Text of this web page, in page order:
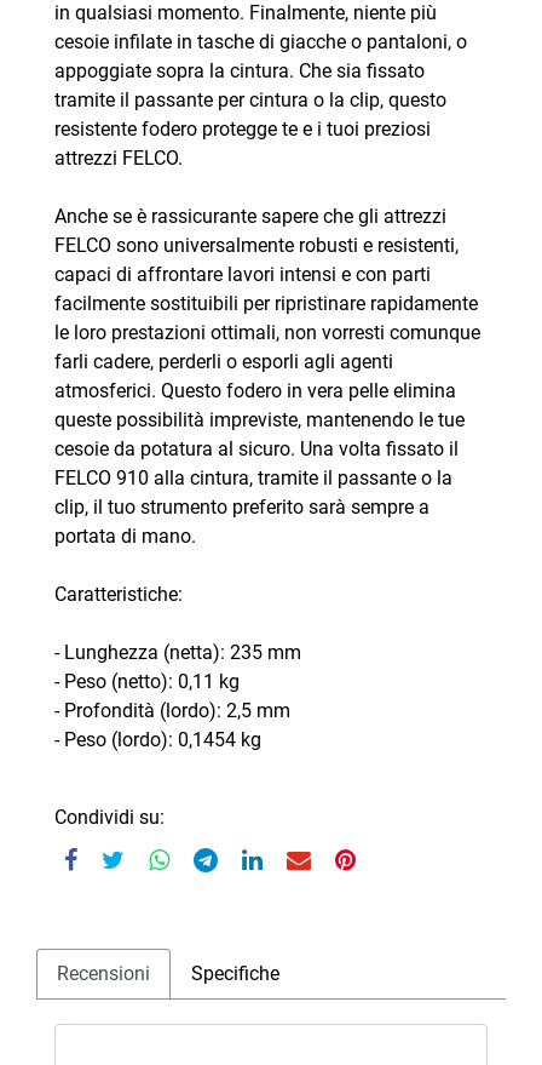
in qualsiasi momento. Finalmente, niente più
cesoie infilate in tasche di giacche o pantaloni, o
appoggiate sopra la cintura. Che sia fissato
tramite il passante per cintura o la clip, questo
resistente fodero protegge te e i tuoi preziosi
attrezzi FELCO.
Anche se è rassicurante sapere che gli attrezzi
FELCO sono universalmente robusti e resistenti,
capaci di affrontare lavori intensi e con parti
facilmente sostituibili per ripristinare rapidamente
le loro prestazioni ottimali, non vorresti comunque
farli cadere, perderli o esporli agli agenti
atmosferici. Questo fodero in vera pelle elimina
queste possibilità impreviste, mantenendo le tue
cesoie da potatura al sicuro. Una volta fissato il
FELCO 910 alla cintura, tramite il passante o la
clip, il tuo strumento preferito sarà sempre a
portata di mano.
Caratteristiche:
- Lunghezza (netta): 235 mm
- Peso (netto): 0,11 kg
- Profondità (lordo): 2,5 mm
- Peso (lordo): 0,1454 kg
Condividi su:
Recensioni Specifiche